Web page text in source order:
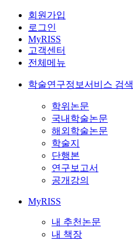
회원가입
로그인
MyRISS
고객센터
전체메뉴
학술연구정보서비스 검색
학위논문
국내학술논문
해외학술논문
학술지
단행본
연구보고서
공개강의
MyRISS
내 추천논문
내 책장